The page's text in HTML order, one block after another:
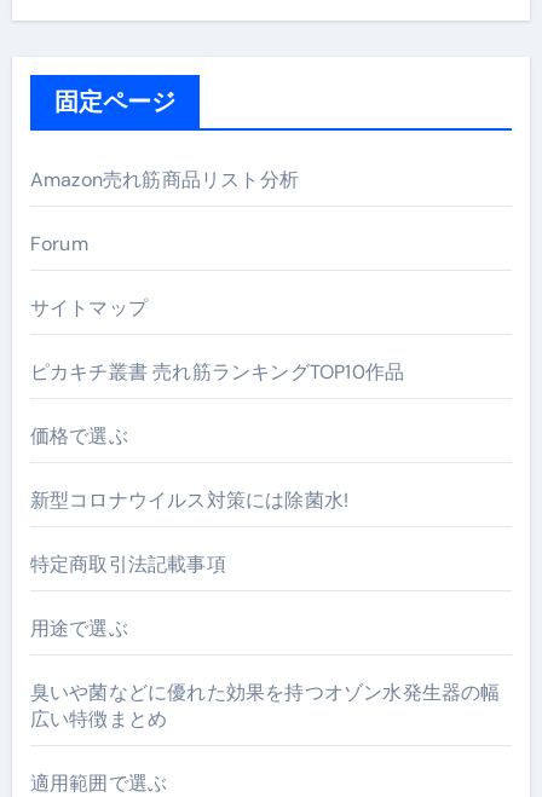
固定ページ
Amazon売れ筋商品リスト分析
Forum
サイトマップ
ピカキチ叢書 売れ筋ランキングTOP10作品
価格で選ぶ
新型コロナウイルス対策には除菌水!
特定商取引法記載事項
用途で選ぶ
臭いや菌などに優れた効果を持つオゾン水発生器の幅
広い特徴まとめ
適用範囲で選ぶ